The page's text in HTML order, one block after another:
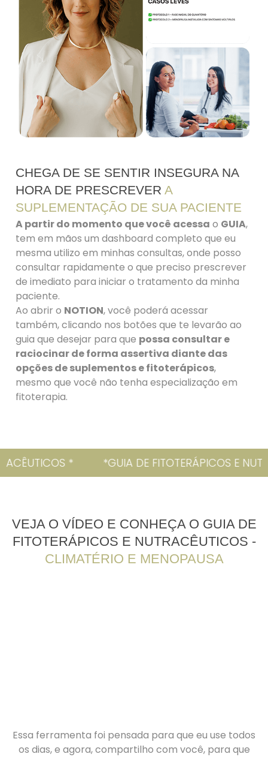
CHEGA DE SE SENTIR INSEGURA NA
HORA DE PRESCREVER A
SUPLEMENTAÇÃO DE SUA PACIENTE
A partir do momento que você acessa o GUIA,
tem em mãos um dashboard completo que eu
mesma utilizo em minhas consultas, onde posso
consultar rapidamente o que preciso prescrever
de imediato para iniciar o tratamento da minha
paciente.
Ao abrir o NOTION, você poderá acessar
também, clicando nos botões que te levarão ao
guia que desejar para que possa consultar e
raciocinar de forma assertiva diante das
opções de suplementos e fitoterápicos,
mesmo que você não tenha especialização em
fitoterapia.
NUTRACÊUTICOS * *GUIA DE
VEJA O VÍDEO E CONHEÇA O GUIA DE
FITOTERÁPICOS E NUTRACÊUTICOS -
CLIMATÉRIO E MENOPAUSA
Essa ferramenta foi pensada para que eu use todos
os dias, e agora, compartilho com você, para que